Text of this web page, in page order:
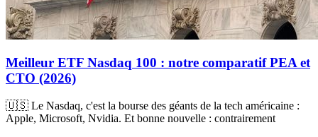
Meilleur ETF Nasdaq 100 : notre comparatif PEA et
CTO (2026)
🇺🇸 Le Nasdaq, c'est la bourse des géants de la tech américaine :
Apple, Microsoft, Nvidia. Et bonne nouvelle : contrairement